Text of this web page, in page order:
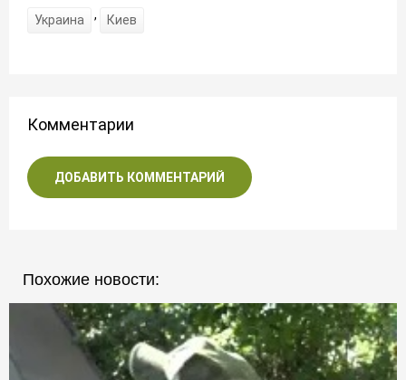
Украина
, Киев
Комментарии
ДОБАВИТЬ КОММЕНТАРИЙ
Похожие новости: